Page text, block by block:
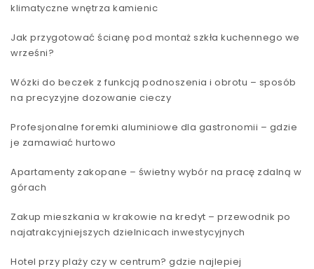
klimatyczne wnętrza kamienic
Jak przygotować ścianę pod montaż szkła kuchennego we
wrześni?
Wózki do beczek z funkcją podnoszenia i obrotu – sposób
na precyzyjne dozowanie cieczy
Profesjonalne foremki aluminiowe dla gastronomii – gdzie
je zamawiać hurtowo
Apartamenty zakopane – świetny wybór na pracę zdalną w
górach
Zakup mieszkania w krakowie na kredyt – przewodnik po
najatrakcyjniejszych dzielnicach inwestycyjnych
Hotel przy plaży czy w centrum? gdzie najlepiej